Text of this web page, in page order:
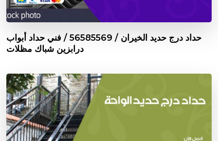
حداد درج حديد الخيران / 56585569 / فني حداد أبواب
درابزين شباك مظلات